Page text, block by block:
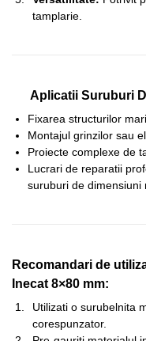
tamplarie.
Aplicatii Suruburi
Fixarea structurilor
Montajul grinzilor sau
Proiecte complexe de
Lucrari de reparatii
suruburi de dimensiuni
Recomandari de
Inecat 8×80 mm:
Utilizati o surubelnita
corespunzator.